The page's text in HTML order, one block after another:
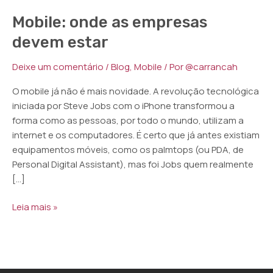
Mobile: onde as empresas
devem estar
Deixe um comentário /Blog, Mobile / Por@carrancah
O mobile já não é mais novidade. A revolução tecnológica
iniciada por Steve Jobs com o iPhone transformou a
forma como as pessoas, por todo o mundo, utilizam a
internet e os computadores. É certo que já antes existiam
equipamentos móveis, como os palmtops (ou PDA, de
Personal Digital Assistant), mas foi Jobs quem realmente
[…]
Leia mais »